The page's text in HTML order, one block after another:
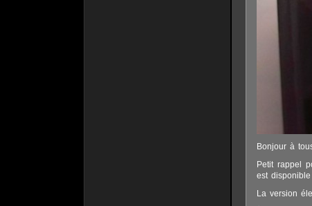
Bonjour à
Petit rappel
est
La version